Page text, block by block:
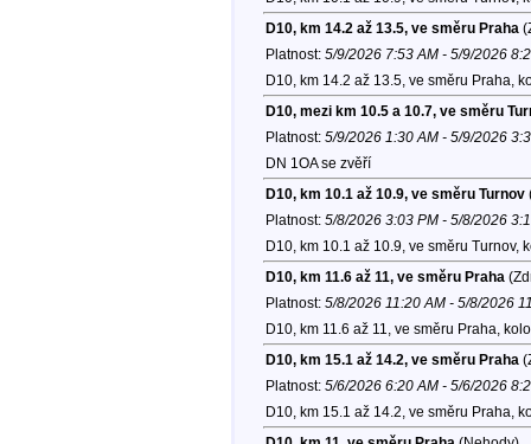
D10, km 14.2 až 13.5, ve směru Praha
Platnost: 5/9/2026 7:53 AM - 5/9/2026
D10, km 14.2 až 13.5, ve směru Praha,
D10, mezi km 10.5 a 10.7, ve směru
Platnost: 5/9/2026 1:30 AM - 5/9/2026
DN 1OA se zvěří
D10, km 10.1 až 10.9, ve směru Turnov
Platnost: 5/8/2026 3:03 PM - 5/8/2026
D10, km 10.1 až 10.9, ve směru Turnov,
D10, km 11.6 až 11, ve směru Praha
Platnost: 5/8/2026 11:20 AM - 5/8/2026
D10, km 11.6 až 11, ve směru Praha,
D10, km 15.1 až 14.2, ve směru Praha
Platnost: 5/6/2026 6:20 AM - 5/6/2026
D10, km 15.1 až 14.2, ve směru Praha,